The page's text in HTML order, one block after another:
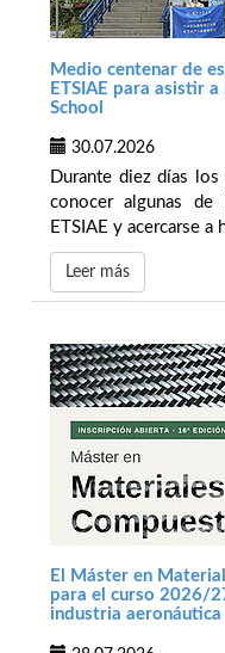
Medio centenar de
ETSIAE para asistir
School
30.07.2026
Durante diez días
conocer algunas
ETSIAE y acercarse a
Leer más
El Máster en
para el curso 2026/
industria aeronáutica